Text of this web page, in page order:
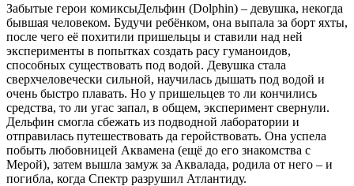
Забытые герои комиксыДельфин (Dolphin) – девушка, некогда
бывшая человеком. Будучи ребёнком, она выпала за борт яхты,
после чего её похитили пришельцы и ставили над ней
эксперименты в попытках создать расу гуманоидов,
способных существовать под водой. Девушка стала
сверхчеловечески сильной, научилась дышать под водой и
очень быстро плавать. Но у пришельцев то ли кончились
средства, то ли угас запал, в общем, эксперимент свернули.
Дельфин смогла сбежать из подводной лаборатории и
отправилась путешествовать да геройствовать. Она успела
побыть любовницей Аквамена (ещё до его знакомства с
Мерой), затем вышла замуж за Аквалада, родила от него – и
погибла, когда Спектр разрушил Атлантиду.